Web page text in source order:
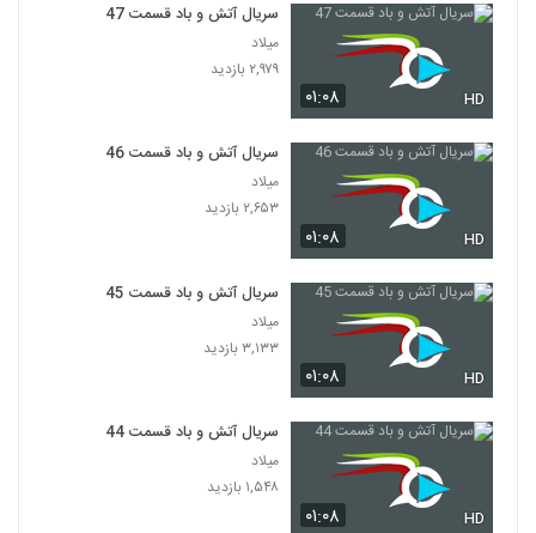
۰۱:۰۸ HD
سریال آتش و باد قسمت 47
میلاد
۲,۹۷۹ بازدید
۰۱:۰۸ HD
سریال آتش و باد قسمت 46
میلاد
۲,۶۵۳ بازدید
۰۱:۰۸ HD
سریال آتش و باد قسمت 45
میلاد
۳,۱۳۳ بازدید
۰۱:۰۸ HD
سریال آتش و باد قسمت 44
میلاد
۱,۵۴۸ بازدید